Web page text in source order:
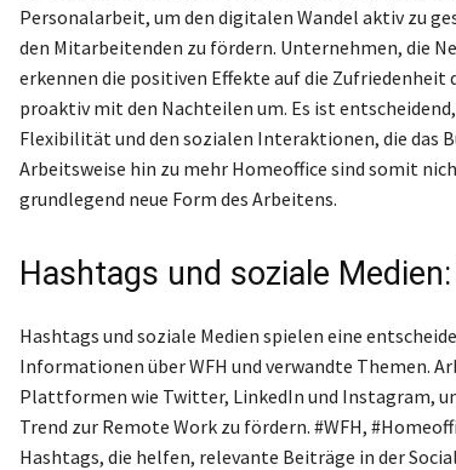
Personalarbeit, um den digitalen Wandel aktiv zu
den Mitarbeitenden zu fördern. Unternehmen, die
erkennen die positiven Effekte auf die Zufriedenheit
proaktiv mit den Nachteilen um. Es ist
Flexibilität und den sozialen Interaktionen, die das
Arbeitsweise hin zu mehr Homeoffice sind somit
grundlegend neue Form des Arbeitens.
Hashtags und soziale
Hashtags und soziale Medien spielen eine
Informationen über WFH und verwandte Themen.
Plattformen wie Twitter, LinkedIn und Instagram,
Trend zur Remote Work zu fördern. #WFH,
Hashtags, die helfen, relevante Beiträge in der